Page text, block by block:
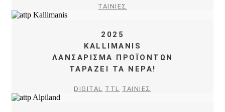
ΤΑΙΝΙΕΣ
2025
KALLIMANIS
ΛΑΝΣΑΡΙΣΜΑ ΠΡΟΪΟΝΤΩΝ
ΤΑΡΑΖΕΙ ΤΑ ΝΕΡΑ!
DIGITAL TTL ΤΑΙΝΙΕΣ